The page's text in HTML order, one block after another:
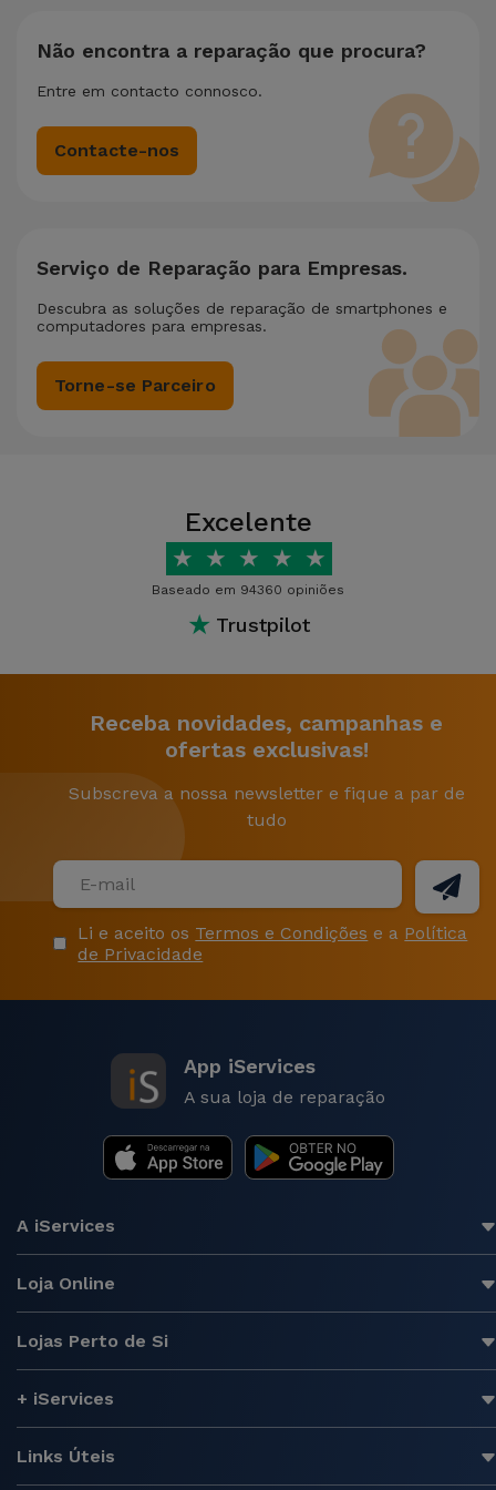
Não encontra a reparação que procura?
Entre em contacto connosco.
Contacte-nos
Serviço de Reparação para Empresas.
Descubra as soluções de reparação de smartphones e
computadores para empresas.
Torne-se Parceiro
Excelente
★ ★ ★ ★ ★
Baseado em 94360 opiniões
★ Trustpilot
Receba novidades, campanhas e
ofertas exclusivas!
Subscreva a nossa newsletter e fique a par de
tudo
Li e aceito os Termos e Condições e a Política
de Privacidade
App iServices
A sua loja de reparação
A iServices
Loja Online
Lojas Perto de Si
+ iServices
Links Úteis